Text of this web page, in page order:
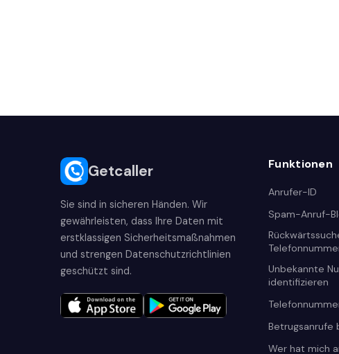
Getcaller
Sie sind in sicheren Händen. Wir
gewährleisten, dass Ihre Daten mit
erstklassigen Sicherheitsmaßnahmen
und strengen Datenschutzrichtlinien
geschützt sind.
Funktionen
Anrufer-ID
Spam-Anruf-
Unbekannte
identifizieren
Betrugsanrufe
Wer hat mich